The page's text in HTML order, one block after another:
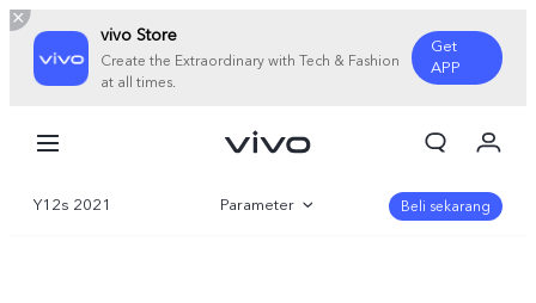
vivo Store
Create the Extraordinary with Tech & Fashion
at all times.
Get
APP
Keranjang
Masuk/Daftar
Y12s 2021 Parameter Beli sekarang